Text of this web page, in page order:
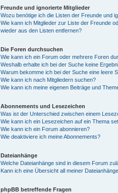
Freunde und ignorierte Mitglieder
Wozu benötige ich die Listen der Freunde und
Wie kann ich Mitglieder zur Liste der Freunde
wieder aus den Listen entfernen?
Die Foren durchsuchen
Wie kann ich ein Forum oder mehrere Foren
Weshalb erhalte ich bei der Suche keine
Warum bekomme ich bei der Suche eine leere
Wie kann ich nach Mitgliedern suchen?
Wie kann ich meine eigenen Beiträge und
Abonnements und Lesezeichen
Was ist der Unterschied zwischen einem
Wie kann ich ein Lesezeichen auf ein Thema
Wie kann ich ein Forum abonnieren?
Wie deaktiviere ich meine Abonnements?
Dateianhänge
Welche Dateianhänge sind in diesem Forum
Kann ich eine Übersicht all meiner
phpBB betreffende Fragen